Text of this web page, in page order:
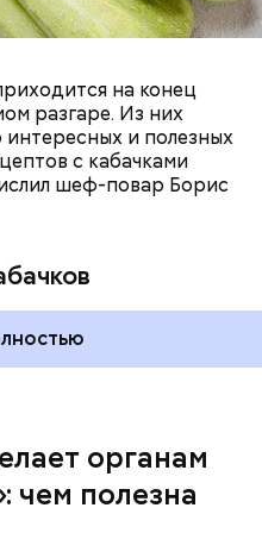
на конец
разгаре. Из них
и полезных
с кабачками
шеф-повар Борис
органам
чем полезна
зубы, волосы и
действие;
нежная и забирает
и соли тяжелых
Калинчев рассказал,
блюд, где используют